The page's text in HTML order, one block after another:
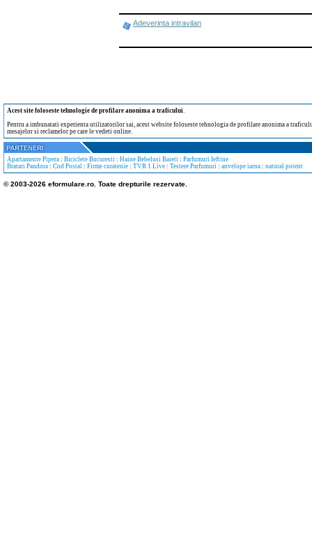
Adeverinta intravilan
Acest site foloseste tehnologie de profilare anonima a traficului.
Pentru a imbunatati experienta utilizatorilor sai, acest website foloseste tehnologia de profilare anonima a
mesajelor si reclamelor pe care le vedeti online.
Apartamente Pipera : Biciclete Bucuresti : Haine Bebelusi Baieti : Parfumuri Ieftine
Bratari Pandora : Cod Postal : Firme curatenie : TVR 1 Live : Testere Parfumuri : anvelope iarna : natural potent
© 2003-2026 eformulare.ro. Toate drepturile rezervate.